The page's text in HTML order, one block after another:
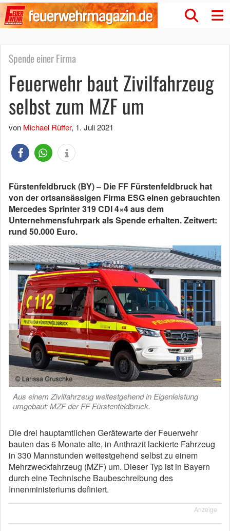
Spende einer Firma
Feuerwehr baut Zivilfahrzeug
selbst zum MZF um
von Michael Rüffer, 1. Juli 2021
Fürstenfeldbruck (BY) – Die FF Fürstenfeldbruck hat
von der ortsansässigen Firma ESG einen gebrauchten
Mercedes Sprinter 319 CDI 4×4 aus dem
Unternehmensfuhrpark als Spende erhalten. Zeitwert:
rund 50.000 Euro.
Aus einem Zivilfahrzeug weitestgehend in Eigenleistung
umgebaut: MZF der FF Fürstenfeldbruck.
Die drei hauptamtlichen Gerätewarte der Feuerwehr
bauten das 6 Monate alte, in Anthrazit lackierte Fahrzeug
in 330 Mannstunden weitestgehend selbst zu einem
Mehrzweckfahrzeug (MZF) um. Dieser Typ ist in Bayern
durch eine Technische Baubeschreibung des
Innenministeriums definiert.
Anzeige